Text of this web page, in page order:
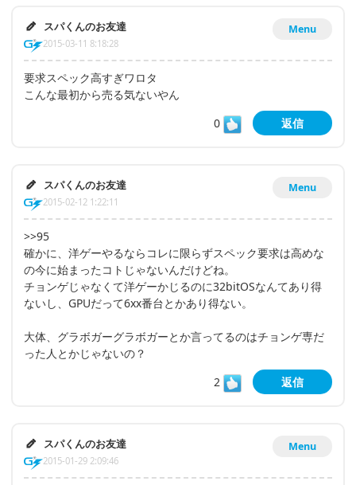
Menu
スパくんのお友達
2015-03-11 8:18:28
要求スペック高すぎワロタ
こんな最初から売る気ないやん
0
返信
Menu
スパくんのお友達
2015-02-12 1:22:11
>>95
確かに、洋ゲーやるならコレに限らずスペック要求は高めな
の今に始まったコトじゃないんだけどね。
チョンゲじゃなくて洋ゲーかじるのに32bitOSなんてあり得
ないし、GPUだって6xx番台とかあり得ない。
大体、グラボガーグラボガーとか言ってるのはチョンゲ専だ
った人とかじゃないの？
2
返信
Menu
スパくんのお友達
2015-01-29 2:09:46